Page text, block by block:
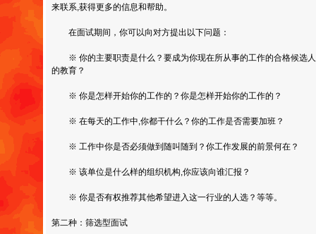
来联系,获得更多的信息和帮助。
在面试期间，你可以向对方提出以下问题：
※ 你的主要职责是什么？要成为你现在所从事的工作的合格候选人
的教育？
※ 你是怎样开始你的工作的？你是怎样开始你的工作的？
※ 在每天的工作中,你都干什么？你的工作是否需要加班？
※ 工作中你是否必须做到随叫随到？你工作发展的前景何在？
※ 该单位是什么样的组织机构,你应该向谁汇报？
※ 你是否有权推荐其他希望进入这一行业的人选？等等。
第二种：筛选型面试